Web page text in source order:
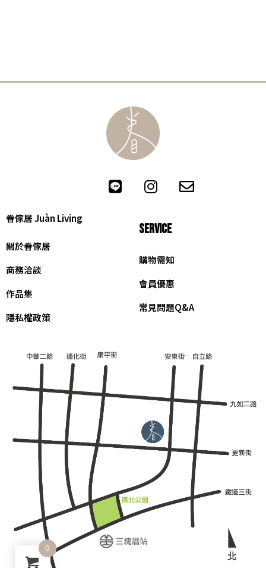
眷傢居 Juàn Living
關於眷傢居
商務洽談
作品集
隱私權政策
SERVICE
購物需知
會員優惠
常見問題Q&A
0